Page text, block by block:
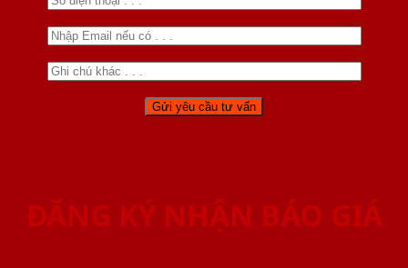
ĐĂNG KÝ NHẬN BÁO GIÁ